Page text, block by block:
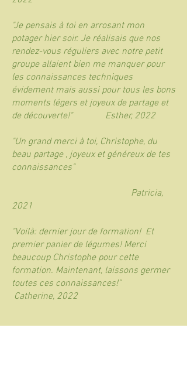
"Je pensais à toi en arrosant mon
potager hier soir. Je réalisais que nos
rendez-vous réguliers avec notre petit
groupe allaient bien me manquer pour
les connaissances techniques
évidement mais aussi pour tous les bons
moments légers et joyeux de partage et
de découverte!" Esther, 2022
"Un grand merci à toi, Christophe, du
beau partage , joyeux et généreux de tes
connaissances"
Patricia,
2021
"Voilà: dernier jour de formation! Et
premier panier de légumes! Merci
beaucoup Christophe pour cette
formation. Maintenant, laissons germer
toutes ces connaissances!"
Catherine, 2022